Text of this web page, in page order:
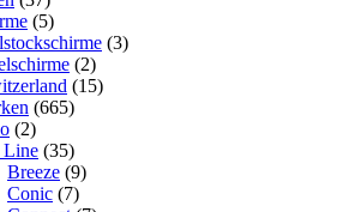
(5)
(3)
(2)
(15)
(665)
(2)
Line (35)
Breeze (9)
Conic (7)